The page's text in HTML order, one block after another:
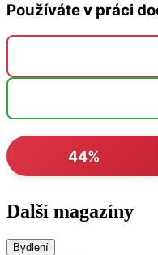
Používáte v práci
44%
Další magazíny
Bydlení